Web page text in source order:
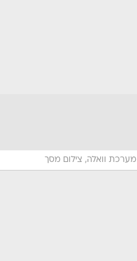
מערכת וואלה, צילום מסך